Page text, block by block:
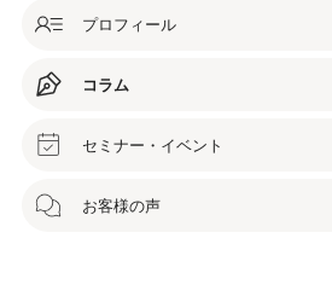
プロフィール
コラム
セミナー・イベント
お客様の声